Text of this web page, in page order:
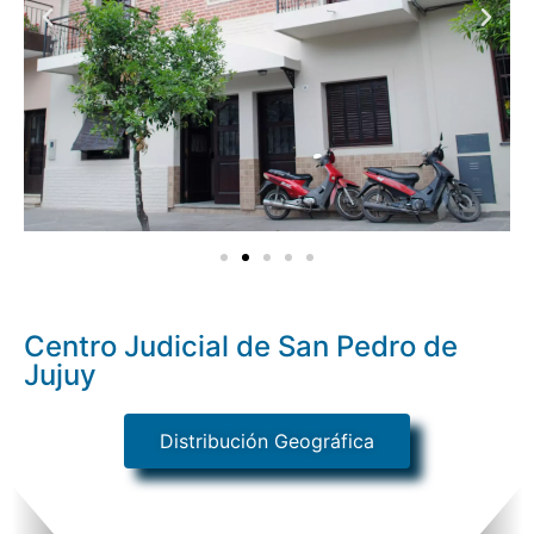
Centro Judicial de San Pedro de
Jujuy
Distribución Geográfica